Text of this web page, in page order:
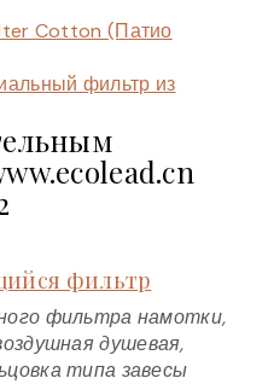
Cotton (Патио
фильтр из
фильтр
фильтра намотки,
душевая,
типа завесы